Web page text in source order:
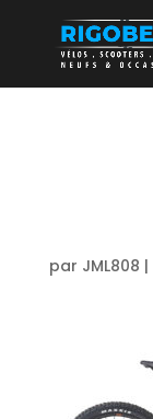
par JML808 |